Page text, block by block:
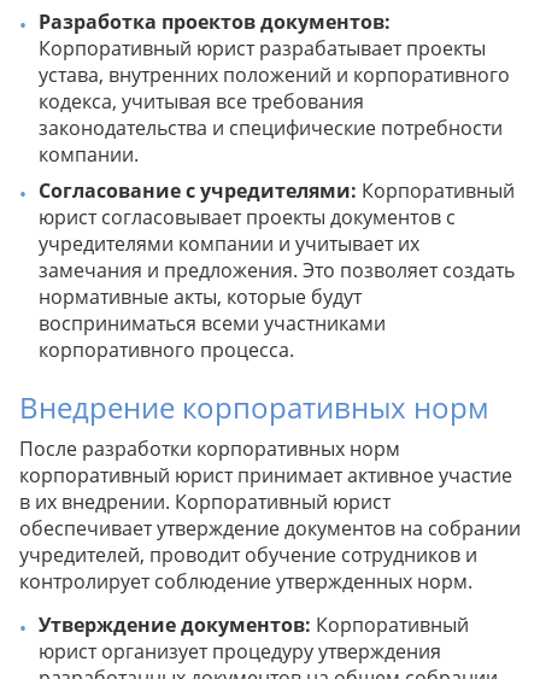
Разработка проектов документов:
Корпоративный юрист разрабатывает проекты
устава, внутренних положений и корпоративного
кодекса, учитывая все требования
законодательства и специфические потребности
компании.
Согласование с учредителями: Корпоративный
юрист согласовывает проекты документов с
учредителями компании и учитывает их
замечания и предложения. Это позволяет создать
нормативные акты, которые будут
восприниматься всеми участниками
корпоративного процесса.
Внедрение корпоративных норм
После разработки корпоративных норм
корпоративный юрист принимает активное участие
в их внедрении. Корпоративный юрист
обеспечивает утверждение документов на собрании
учредителей, проводит обучение сотрудников и
контролирует соблюдение утвержденных норм.
Утверждение документов: Корпоративный
юрист организует процедуру утверждения